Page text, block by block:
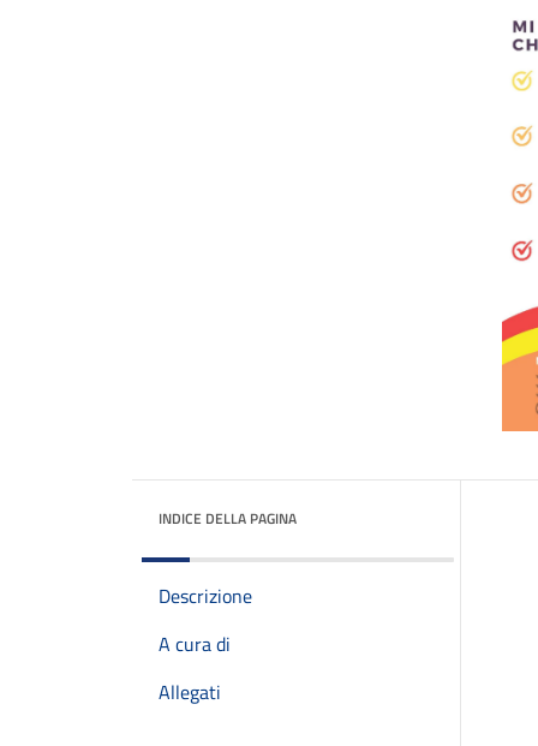
INDICE DELLA PAGINA
Descrizione
A cura di
Allegati